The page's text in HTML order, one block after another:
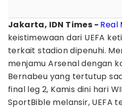
Jakarta, IDN Times - Real
keistimewaan dari UEFA
terkait stadion dipenuhi.
menjamu Arsenal dengan
Bernabeu yang tertutup
final leg 2, Kamis dini hari
SportBible melansir, UEFA